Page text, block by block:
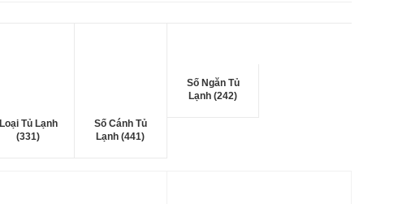
Loại Tủ Lạnh
(331)
Số Cánh Tủ
Lạnh (441)
Số Ngăn Tủ
Lạnh (242)